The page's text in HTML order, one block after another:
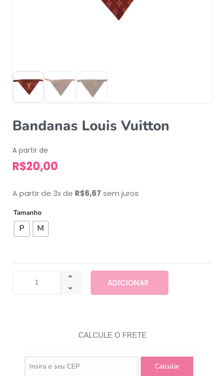
Bandanas Louis Vuitton
A partir de
R$20,00
A partir de 3x de R$6,67 sem juros
Tamanho
P M
ADICIONAR
CALCULE O FRETE